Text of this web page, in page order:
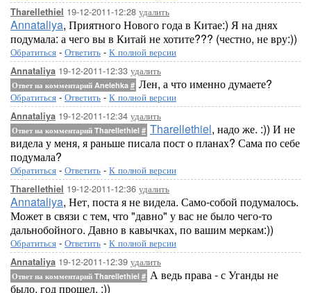
Tharellethiel 19-12-2011-12:28 удалить
Annataliya, Приятного Нового года в Китае:) Я на днях
подумала: а чего вы в Китай не хотите??? (честно, не вру:))
Обратиться - Ответить - К полной версии
Annataliya 19-12-2011-12:33 удалить
Ответ на комментарий Anelehka # Лен, а что именно думаете?
Обратиться - Ответить - К полной версии
Annataliya 19-12-2011-12:34 удалить
Ответ на комментарий Tharellethiel # Tharellethiel, надо же. :)) И не
видела у меня, я раньше писала пост о планах? Сама по себе
подумала?
Обратиться - Ответить - К полной версии
Tharellethiel 19-12-2011-12:36 удалить
Annataliya, Нет, поста я не видела. Само-собой подумалось.
Может в связи с тем, что "давно" у вас не было чего-то
дальнобойного. Давно в кавычках, по вашим меркам:))
Обратиться - Ответить - К полной версии
Annataliya 19-12-2011-12:39 удалить
Ответ на комментарий Tharellethiel # А ведь права - с Уганды не
было, год прошел. :))